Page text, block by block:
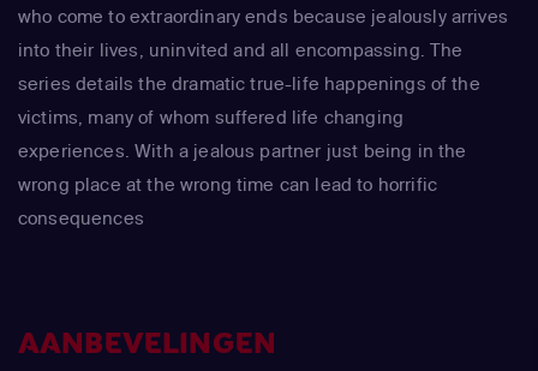
who come to extraordinary ends because jealously arrives
into their lives, uninvited and all encompassing. The
series details the dramatic true-life happenings of the
victims, many of whom suffered life changing
experiences. With a jealous partner just being in the
wrong place at the wrong time can lead to horrific
consequences
AANBEVELINGEN